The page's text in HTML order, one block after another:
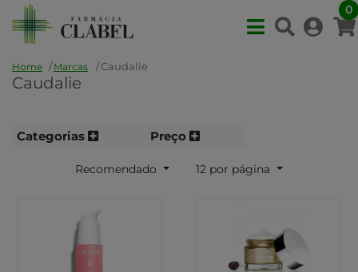
0
Home Marcas Caudalie
Caudalie
Categorias Preço
Recomendado 12 por página